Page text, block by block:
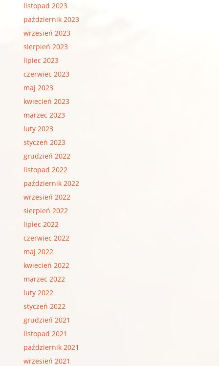
listopad 2023
październik 2023
wrzesień 2023
sierpień 2023
lipiec 2023
czerwiec 2023
maj 2023
kwiecień 2023
marzec 2023
luty 2023
styczeń 2023
grudzień 2022
listopad 2022
październik 2022
wrzesień 2022
sierpień 2022
lipiec 2022
czerwiec 2022
maj 2022
kwiecień 2022
marzec 2022
luty 2022
styczeń 2022
grudzień 2021
listopad 2021
październik 2021
wrzesień 2021